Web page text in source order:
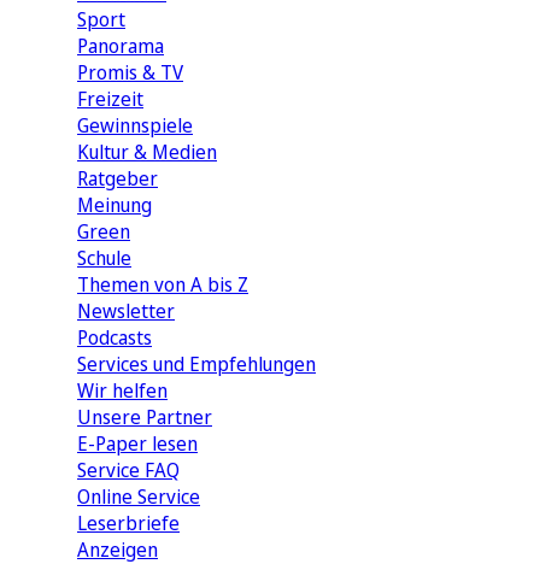
Sport
Panorama
Promis & TV
Freizeit
Gewinnspiele
Kultur & Medien
Ratgeber
Meinung
Green
Schule
Themen von A bis Z
Newsletter
Podcasts
Services und Empfehlungen
Wir helfen
Unsere Partner
E-Paper lesen
Service FAQ
Online Service
Leserbriefe
Anzeigen